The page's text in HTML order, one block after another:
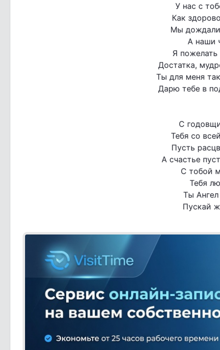
У нас с
Как
Мы
А наши
Я
Достатка,
Ты для меня
Дарю тебе в
С
Тебя со
Пусть
А счастье
С тобой
Тебя
Ты
Пускай